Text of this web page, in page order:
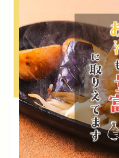
最近の投稿
Posts